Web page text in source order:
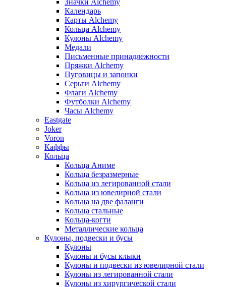
Значки Alchemy
Календарь
Карты Alchemy
Кольца Alchemy
Кулоны Alchemy
Медали
Письменные принадлежности
Пряжки Alchemy
Пуговицы и запонки
Серьги Alchemy
Флаги Alchemy
Футболки Alchemy
Часы Alchemy
Eastgate
Joker
Voron
Каффы
Кольца
Кольца Аниме
Кольца безразмерные
Кольца из легированной стали
Кольца из ювелирной стали
Кольца на две фаланги
Кольца стальные
Кольца-когти
Металлические кольца
Кулоны, подвески и бусы
Кулоны
Кулоны и бусы клыки
Кулоны и подвески из ювелирной стали
Кулоны из легированной стали
Кулоны из хирургической стали